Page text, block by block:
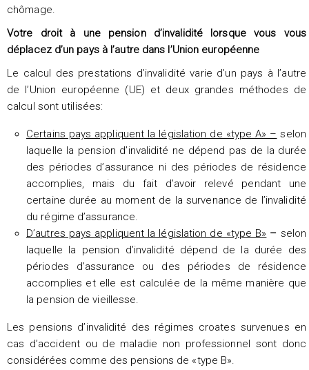
chômage.
Votre droit à une pension d’invalidité lorsque vous vous
déplacez d’un pays à l’autre dans l’Union européenne
Le calcul des prestations d’invalidité varie d’un pays à l’autre
de l’Union européenne (UE) et deux grandes méthodes de
calcul sont utilisées:
Certains pays appliquent la législation de «type A» – selon
laquelle la pension d’invalidité ne dépend pas de la durée
des périodes d’assurance ni des périodes de résidence
accomplies, mais du fait d’avoir relevé pendant une
certaine durée au moment de la survenance de l’invalidité
du régime d’assurance.
D’autres pays appliquent la législation de «type B» – selon
laquelle la pension d’invalidité dépend de la durée des
périodes d’assurance ou des périodes de résidence
accomplies et elle est calculée de la même manière que
la pension de vieillesse.
Les pensions d’invalidité des régimes croates survenues en
cas d’accident ou de maladie non professionnel sont donc
considérées comme des pensions de «type B».